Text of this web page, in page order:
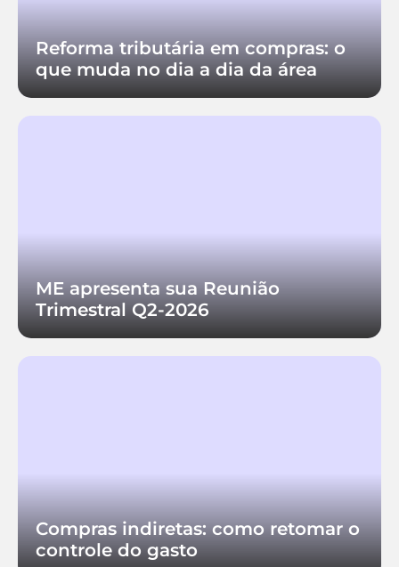
Reforma tributária em compras: o
que muda no dia a dia da área
ME apresenta sua Reunião
Trimestral Q2-2026
Compras indiretas: como retomar o
controle do gasto